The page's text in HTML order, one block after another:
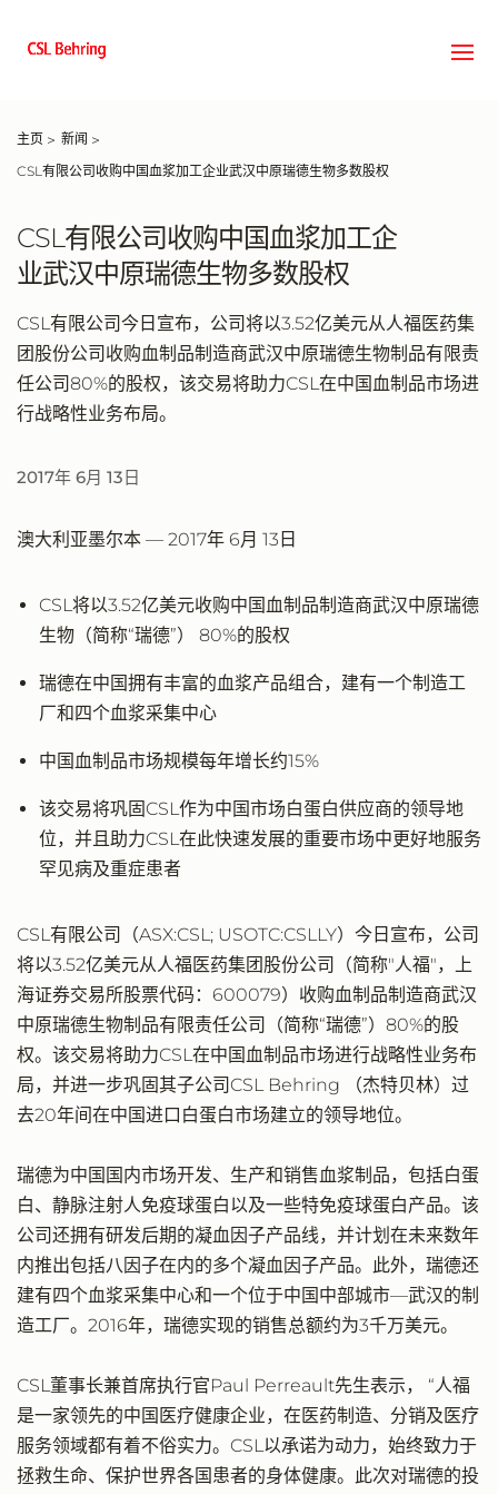
容
主页
新闻
CSL有限公司收购中国血浆加工企业武汉中原瑞德生物多数股权
CSL有限公司收购中国血浆加工企
业武汉中原瑞德生物多数股权
CSL有限公司今日宣布，公司将以3.52亿美元从人福医药集
团股份公司收购血制品制造商武汉中原瑞德生物制品有限责
任公司80%的股权，该交易将助力CSL在中国血制品市场进
行战略性业务布局。
2017年 6月 13日
澳大利亚墨尔本 — 2017年 6月 13日
CSL将以3.52亿美元收购中国血制品制造商武汉中原瑞德
生物（简称“瑞德”） 80%的股权
瑞德在中国拥有丰富的血浆产品组合，建有一个制造工
厂和四个血浆采集中心
中国血制品市场规模每年增长约15%
该交易将巩固CSL作为中国市场白蛋白供应商的领导地
位，并且助力CSL在此快速发展的重要市场中更好地服务
罕见病及重症患者
CSL有限公司（ASX:CSL; USOTC:CSLLY）今日宣布，公司
将以3.52亿美元从人福医药集团股份公司（简称"人福"，上
海证券交易所股票代码：600079）收购血制品制造商武汉
中原瑞德生物制品有限责任公司（简称“瑞德”）80%的股
权。该交易将助力CSL在中国血制品市场进行战略性业务布
局，并进一步巩固其子公司CSL Behring （杰特贝林）过
去20年间在中国进口白蛋白市场建立的领导地位。
瑞德为中国国内市场开发、生产和销售血浆制品，包括白蛋
白、静脉注射人免疫球蛋白以及一些特免疫球蛋白产品。该
公司还拥有研发后期的凝血因子产品线，并计划在未来数年
内推出包括八因子在内的多个凝血因子产品。此外，瑞德还
建有四个血浆采集中心和一个位于中国中部城市—武汉的制
造工厂。2016年，瑞德实现的销售总额约为3千万美元。
CSL董事长兼首席执行官Paul Perreault先生表示， “人福
是一家领先的中国医疗健康企业，在医药制造、分销及医疗
服务领域都有着不俗实力。CSL以承诺为动力，始终致力于
拯救生命、保护世界各国患者的身体健康。此次对瑞德的投